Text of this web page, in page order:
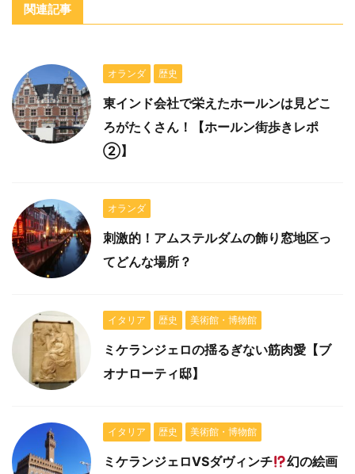
関連記事
オランダ 歴史
東インド会社で栄えたホールンは見どこ
ろがたくさん！【ホールン街歩きレポ
②】
オランダ
刺激的！アムステルダムの飾り窓地区っ
てどんな場所？
イタリア 歴史 美術館・博物館
ミケランジェロの揺るぎない筋肉愛【ブ
オナローティ邸】
イタリア 歴史 美術館・博物館
ミケランジェロVSダヴィンチ
幻の絵画